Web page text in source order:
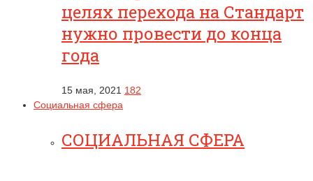
целях перехода на Стандарт
нужно провести до конца
года
15 мая, 2021 182
Социальная сфера
СОЦИАЛЬНАЯ СФЕРА